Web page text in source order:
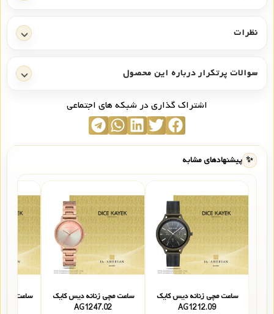
نظرات
سوالات پرتکرار درباره این محصول
اشتراک گذاری در شبکه های اجتماعی
✨ پیشنهادهای مشابه
ساعت مچی زنانه دیس کایک
AG1212.09
ساعت مچی زنانه دیس کایک
AG1247.02
ساعت مچی